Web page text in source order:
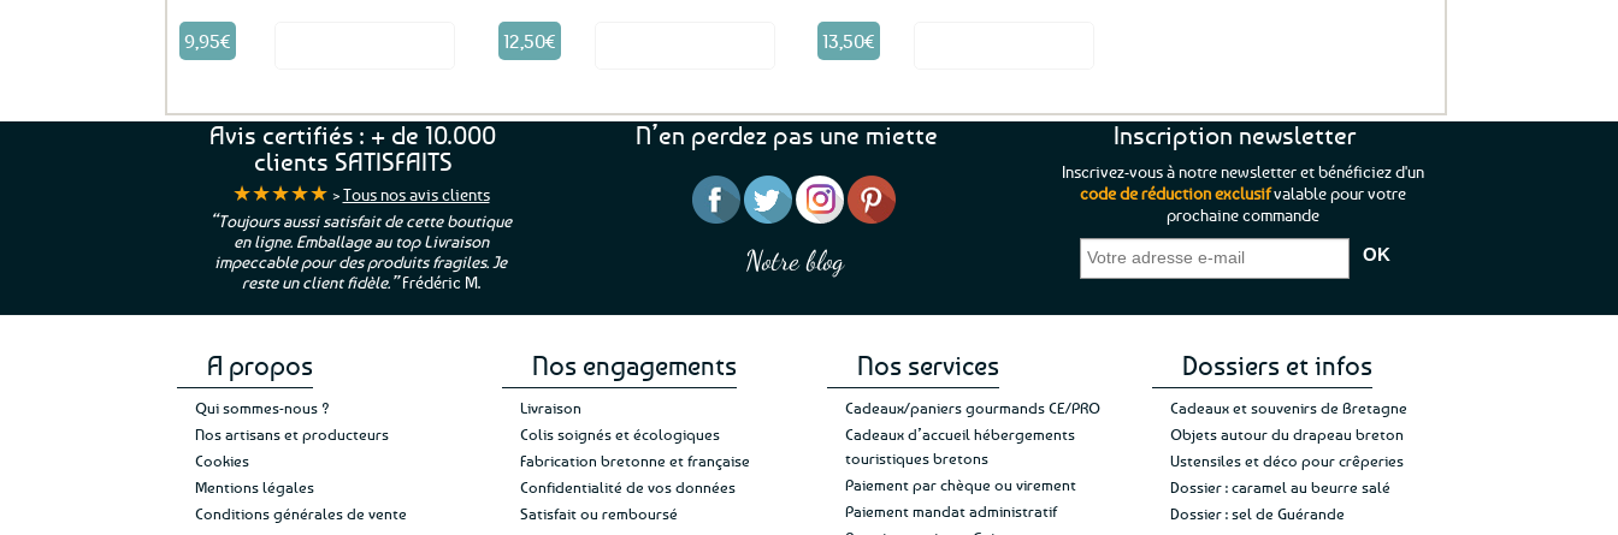
9,95€ 12,50€ 13,50€
Avis certifiés : + de 10.000
clients SATISFAITS
★★★★★ >Tous nos avis clients
“Toujours aussi satisfait de cette boutique
en ligne. Emballage au top Livraison
impeccable pour des produits fragiles. Je
reste un client fidèle.”Frédéric M.
“Une boutique que je recommande pour
leur sérieux, des bons et beaux produits
et une équipe à l’écoute :-)”Patricia M.
“J’ai mis 5 étoiles parce que je pouvais pas
en mettre 6 ;)
Je suis plus que satisfaite de mon achat et
de ma livraison. Ne changez rien”Jade C.
“C’est agréable et tout aussi rassurant
de constater qu’il n’y a pas de petite
commande, mais un client à satisfaire.”
N’en perdez pas une miette
Notre blog
Inscription newsletter
Inscrivez-vous à notre newsletter et bénéficiez d'un
code de réduction exclusifvalable pour votre
prochaine commande
A propos
Qui sommes-nous ?
Nos artisans et producteurs
Cookies
Mentions légales
Conditions générales de vente
Nos engagements
Livraison
Colis soignés et écologiques
Fabrication bretonne et française
Confidentialité de vos données
Satisfait ou remboursé
Nos services
Cadeaux/paniers gourmands CE/PRO
Cadeaux d’accueil hébergements
touristiques bretons
Paiement par chèque ou virement
Paiement mandat administratif
Dossiers et infos
Cadeaux et souvenirs de Bretagne
Objets autour du drapeau breton
Ustensiles et déco pour crêperies
Dossier : caramel au beurre salé
Dossier : sel de Guérande